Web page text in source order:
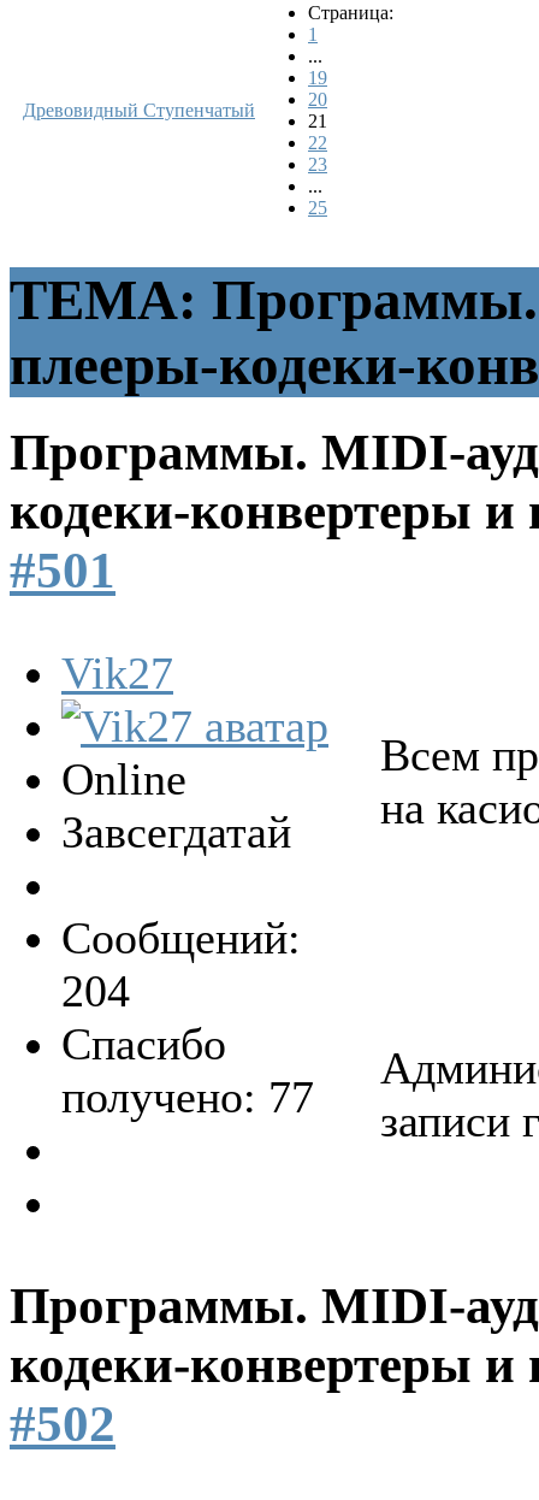
Древовидный Ступенчатый
Страница:
1
...
19
20
21
22
23
...
25
ТЕМА: Программы.
плееры-кодеки-
Программы. MIDI-
кодеки-конвертеры
#501
Vik27
Online
Завсегдатай
Сообщений:
204
Спасибо
получено: 77
Всем
на
записи
Программы. MIDI-
кодеки-конвертеры
#502